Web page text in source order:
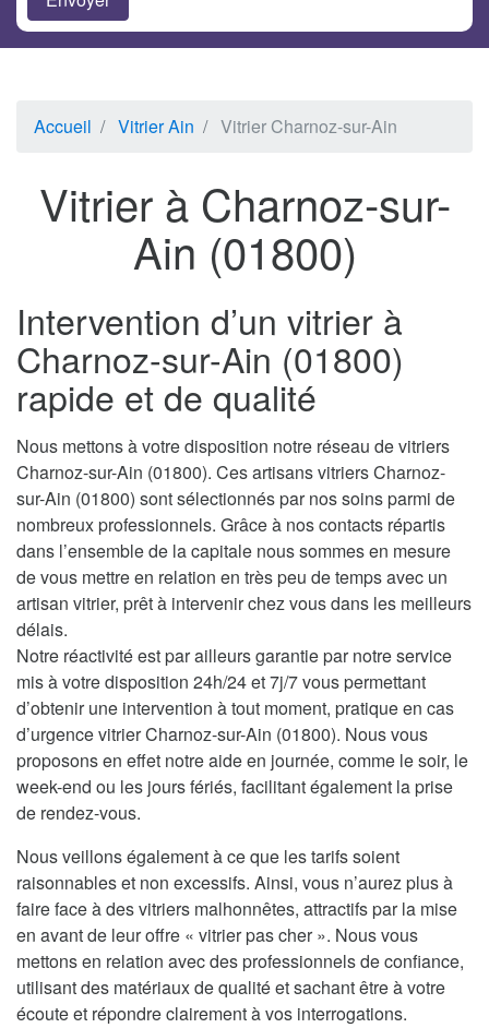
Accueil Vitrier Ain Vitrier Charnoz-sur-Ain
Vitrier à Charnoz-sur-
Ain (01800)
Intervention d’un vitrier à
Charnoz-sur-Ain (01800)
rapide et de qualité
Nous mettons à votre disposition notre réseau de vitriers
Charnoz-sur-Ain (01800). Ces artisans vitriers Charnoz-
sur-Ain (01800) sont sélectionnés par nos soins parmi de
nombreux professionnels. Grâce à nos contacts répartis
dans l’ensemble de la capitale nous sommes en mesure
de vous mettre en relation en très peu de temps avec un
artisan vitrier, prêt à intervenir chez vous dans les meilleurs
délais.
Notre réactivité est par ailleurs garantie par notre service
mis à votre disposition 24h/24 et 7j/7 vous permettant
d’obtenir une intervention à tout moment, pratique en cas
d’urgence vitrier Charnoz-sur-Ain (01800). Nous vous
proposons en effet notre aide en journée, comme le soir, le
week-end ou les jours fériés, facilitant également la prise
de rendez-vous.
Nous veillons également à ce que les tarifs soient
raisonnables et non excessifs. Ainsi, vous n’aurez plus à
faire face à des vitriers malhonnêtes, attractifs par la mise
en avant de leur offre « vitrier pas cher ». Nous vous
mettons en relation avec des professionnels de confiance,
utilisant des matériaux de qualité et sachant être à votre
écoute et répondre clairement à vos interrogations.